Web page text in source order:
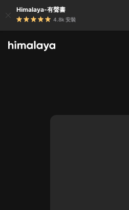
Himalaya-有聲書
4.8k 安裝